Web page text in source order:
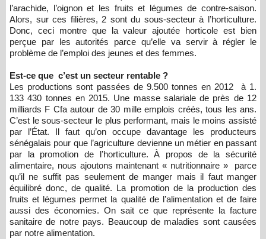
l’arachide, l’oignon et les fruits et légumes de contre-saison.
Alors, sur ces filières, 2 sont du sous-secteur à l’horticulture.
Donc, ceci montre que la valeur ajoutée horticole est bien
perçue par les autorités parce qu’elle va servir à régler le
problème de l’emploi des jeunes et des femmes.
Est-ce que c’est un secteur rentable ?
Les productions sont passées de 9.500 tonnes en 2012 à 1.
133 430 tonnes en 2015. Une masse salariale de près de 12
milliards F Cfa autour de 30 mille emplois créés, tous les ans.
C’est le sous-secteur le plus performant, mais le moins assisté
par l’État. Il faut qu’on occupe davantage les producteurs
sénégalais pour que l’agriculture devienne un métier en passant
par la promotion de l’horticulture. À propos de la sécurité
alimentaire, nous ajoutons maintenant « nutritionnaire » parce
qu’il ne suffit pas seulement de manger mais il faut manger
équilibré donc, de qualité. La promotion de la production des
fruits et légumes permet la qualité de l’alimentation et de faire
aussi des économies. On sait ce que représente la facture
sanitaire de notre pays. Beaucoup de maladies sont causées
par notre alimentation.